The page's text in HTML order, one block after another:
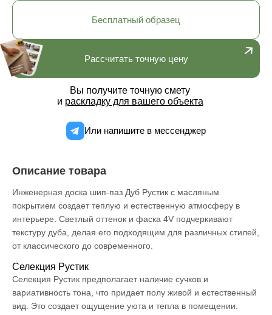
Рассчитать точную цену
Вы получите точную смету
и раскладку для вашего объекта
Или напишите в мессенджер
Бесплатный образец
Описание товара
Инженерная доска шип-паз Дуб Рустик с масляным
покрытием создает теплую и естественную атмосферу в
интерьере. Светлый оттенок и фаска 4V подчеркивают
текстуру дуба, делая его подходящим для различных стилей,
от классического до современного.
Селекция Рустик
Селекция Рустик предполагает наличие сучков и
вариативность тона, что придает полу живой и естественный
вид. Это создает ощущение уюта и тепла в помещении.